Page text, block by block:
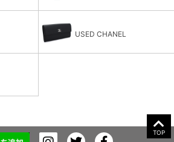
USED CHANEL
TOP